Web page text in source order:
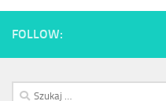
FOLLOW:
Szukaj: